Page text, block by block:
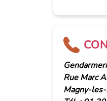
Rue Marc
Magny-